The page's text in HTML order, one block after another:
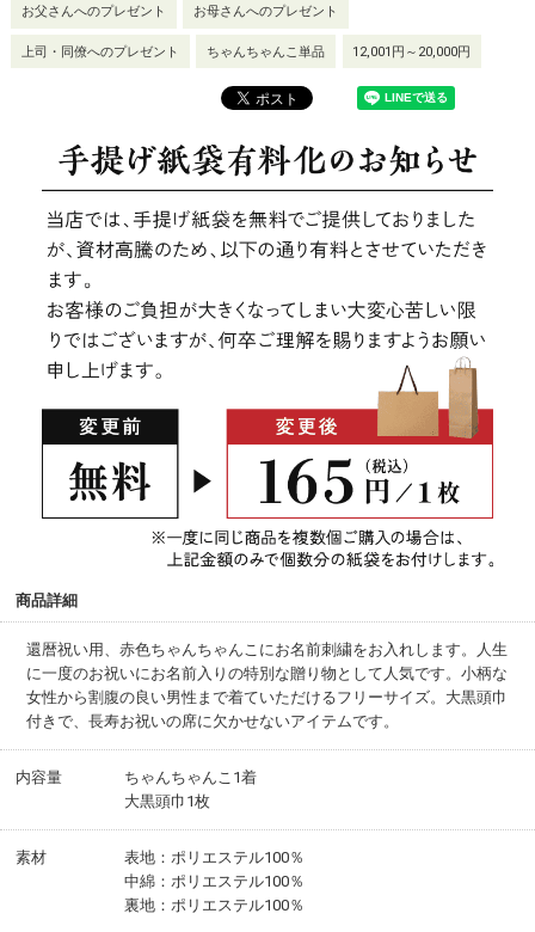
お父さんへのプレゼント お母さんへのプレゼント
上司・同僚へのプレゼント ちゃんちゃんこ単品 12,001円～20,000円
商品詳細
還暦祝い用、赤色ちゃんちゃんこにお名前刺繍をお入れします。人生
に一度のお祝いにお名前入りの特別な贈り物として人気です。小柄な
女性から割腹の良い男性まで着ていただけるフリーサイズ。大黒頭巾
付きで、長寿お祝いの席に欠かせないアイテムです。
内容量
ちゃんちゃんこ1着
大黒頭巾1枚
素材
表地：ポリエステル100％
中綿：ポリエステル100％
裏地：ポリエステル100％